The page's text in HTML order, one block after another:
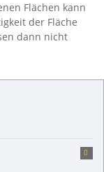
Flächen kann
der Fläche
dann nicht